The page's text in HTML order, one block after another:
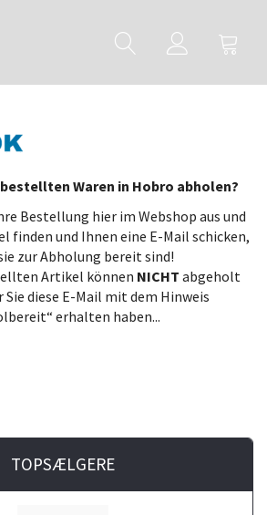
Waren in Hobro abholen?
Bestellung hier im Webshop aus und
finden und Ihnen eine E-Mail schicken,
zur Abholung bereit sind!
Artikel können NICHT abgeholt
Sie diese E-Mail mit dem Hinweis
erhalten haben...
TOPSÆLGERE